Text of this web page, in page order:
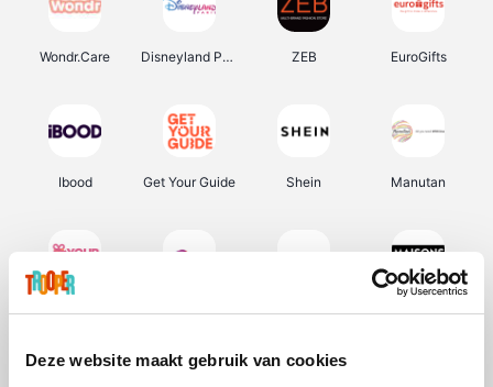
Deze website maakt gebruik van cookies
Wondr.Care Disneyland Paris ZEB EuroGifts
Ibood Get Your Guide Shein Manutan